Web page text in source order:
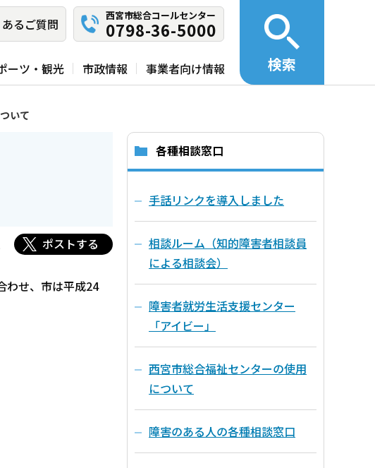
るご質問
西宮市総合コールセンター
0798-36-5000
ーツ・観光 市政情報 事業者向け情報 検索
いて
ポストする
わせ、市は平成24
各種相談窓口
手話リンクを導入しました
相談ルーム（知的障害者相談員
による相談会）
障害者就労生活支援センター
「アイビー」
西宮市総合福祉センターの使用
について
障害のある人の各種相談窓口